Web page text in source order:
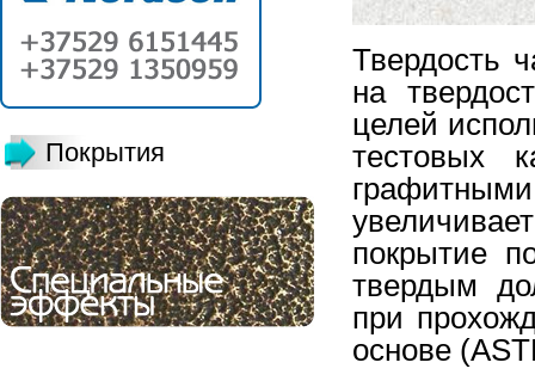
Покрытия
Твердость
на
целей
тестовых
покрытие
твердым
при
основе